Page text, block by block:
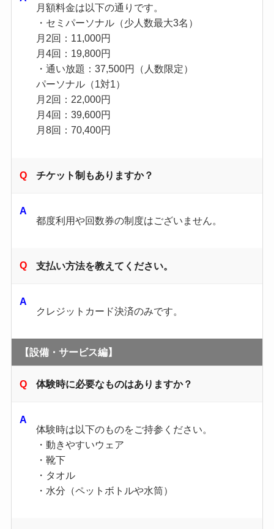
月額料金は以下の通りです。
・セミパーソナル（少人数最大3名）
月2回：11,000円
月4回：19,800円
・通い放題：37,500円（人数限定）
パーソナル（1対1）
月2回：22,000円
月4回：39,600円
月8回：70,400円
チケット制もありますか？
都度利用や回数券の制度はございません。
支払い方法を教えてください。
クレジットカード決済のみです。
【設備・サービス編】
体験時に必要なものはありますか？
体験時は以下のものをご持参ください。
・動きやすいウェア
・靴下
・タオル
・水分（ペットボトルや水筒）